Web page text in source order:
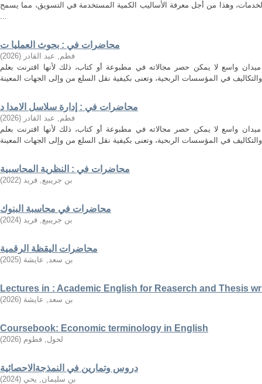
وهذا من أجل معرفة الأساليب الكمية المستخدمة في التسويق، مما يسمح
...
محاضرات في : بحوث العمليا ت
فطم, عبد القادر (
2026
)
واسع لا يمكن حصر مجالاته في مطبوعة أو كتاب، ذلك لأنها اقترنت بعلم
محاضرات في : إدارة سلاسل الامدا د
فطم, عبد القادر (
2026
)
واسع لا يمكن حصر مجالاته في مطبوعة أو كتاب، ذلك لأنها اقترنت بعلم
محاضرات في : النظرية المحاسبية
بن جريبيع, فريد (
2022
)
محاضرات في محاسبة البنوك
بن جريبيع, فريد (
2024
)
محاضرات اليقظة الرقمية
بن سعد, عايشة (
2025
)
Lectures in : Academic English for Reaserch and Thesis
بن سعد, عايشة (
2026
)
Coursebook: Economic terminology in English
لحول, فطوم (
2026
)
دروس وتمارين في النمذجةالاحصائية
بن سليمان, يحي (
2024
)